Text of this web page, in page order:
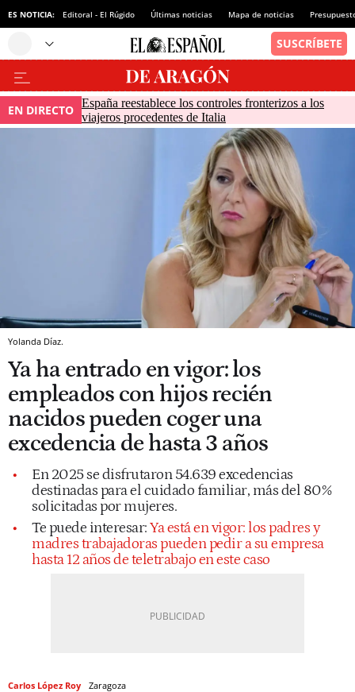
ES NOTICIA: Editoral - El Rúgido Últimas noticias Mapa de noticias
EN DIRECTO España reestablece los controles fronterizos a los
viajeros procedentes de Italia
Yolanda Díaz.
Ya ha entrado en vigor: los
empleados con hijos recién
nacidos pueden coger una
excedencia de hasta 3 años
En 2025 se disfrutaron 54.639 excedencias
destinadas para el cuidado familiar, más del 80%
solicitadas por mujeres.
Te puede interesar:Ya está en vigor: los padres y
madres trabajadoras pueden pedir a su empresa
hasta 12 años de teletrabajo en este caso
Carlos López Roy
Zaragoza